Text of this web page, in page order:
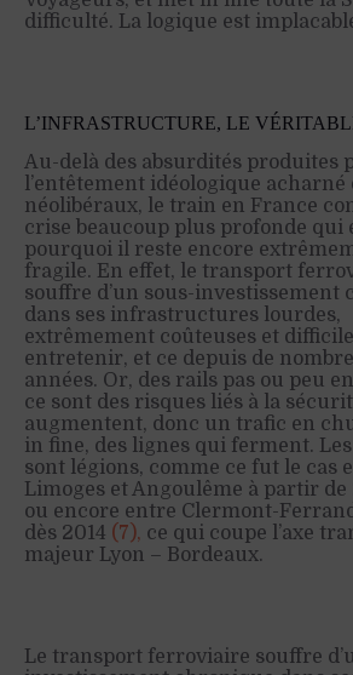
difficulté. La logique est
L’INFRASTRUCTURE, LE
Au-delà des absurdités produites
l’entêtement idéologique acharné
néolibéraux, le train en France
crise beaucoup plus profonde qui
pourquoi il reste encore
fragile. En effet, le transport
souffre d’un sous-investissement
dans ses infrastructures lourdes,
extrêmement coûteuses et
entretenir, et ce depuis de
années. Or, des rails pas ou peu
ce sont des risques liés à la
augmentent, donc un trafic en
in fine, des lignes qui ferment.
sont légions, comme ce fut le cas
Limoges et Angoulême à partir de
ou encore entre Clermont-
dès 2014 (7), ce qui coupe l’axe
majeur Lyon – Bordeaux.
Le transport ferroviaire souffre